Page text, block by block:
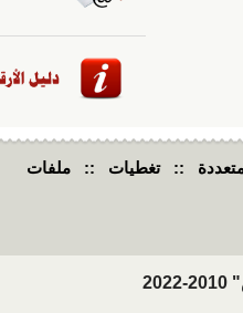
:: تغطيات :: ملفات